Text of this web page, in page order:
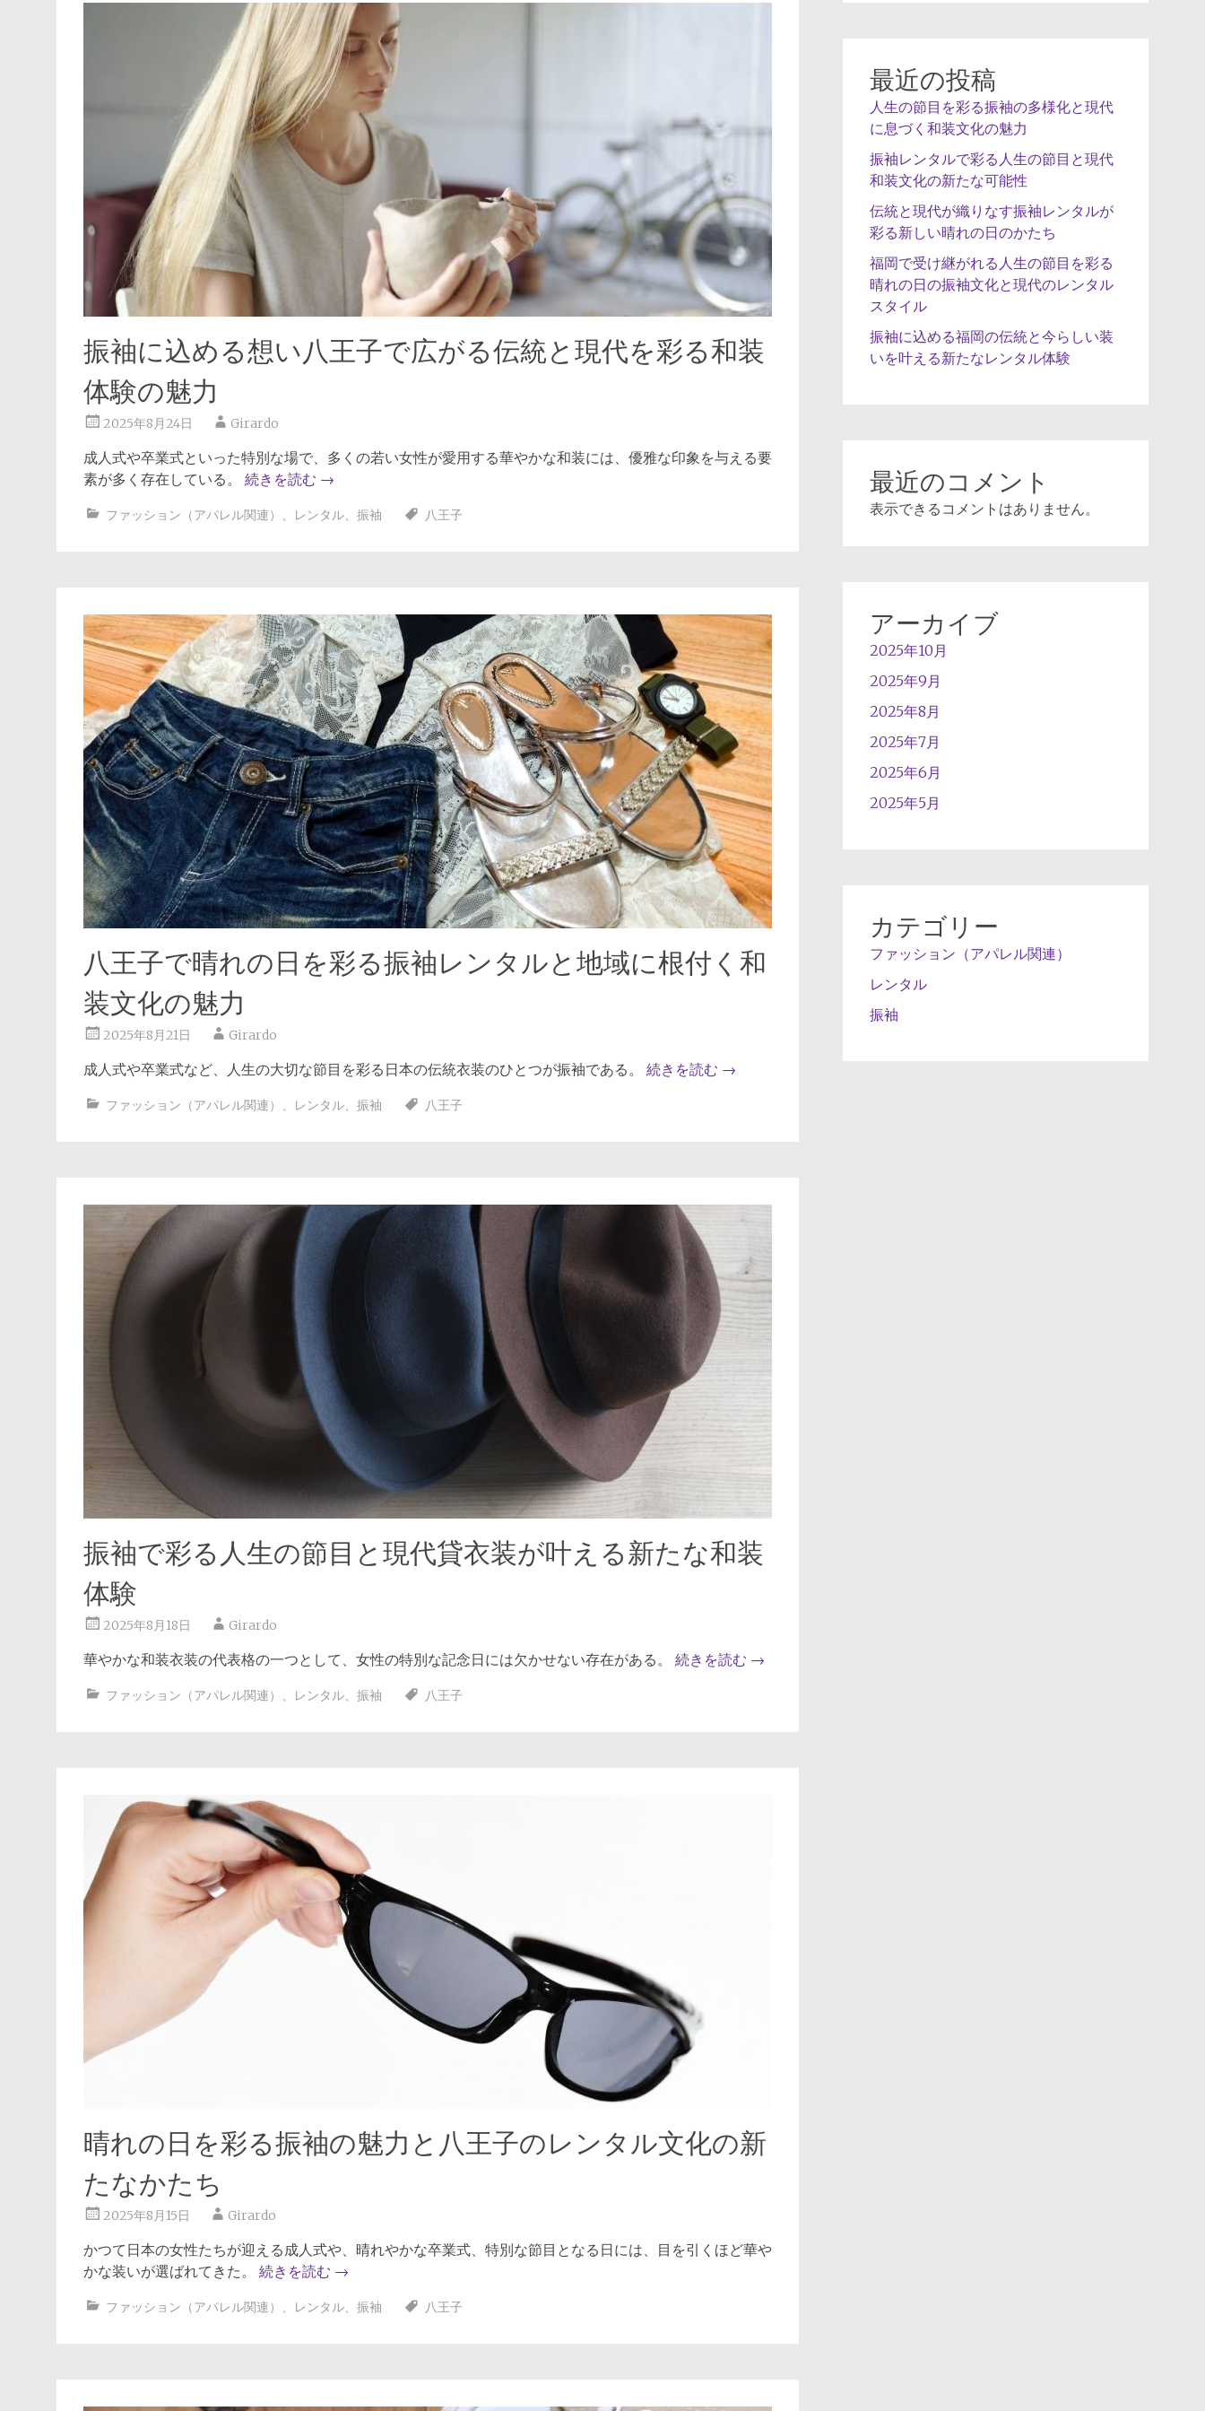
振袖に込める想い八王子で広がる伝統と現代を彩る和装
体験の魅力
2025年8月24日 Girardo
成人式や卒業式といった特別な場で、多くの若い女性が愛用する華やかな和装には、優雅な印象を与える要
素が多く存在している。 続きを読む →
ファッション（アパレル関連） 、 レンタル、 振袖 八王子
八王子で晴れの日を彩る振袖レンタルと地域に根付く和
装文化の魅力
2025年8月21日 Girardo
成人式や卒業式など、人生の大切な節目を彩る日本の伝統衣装のひとつが振袖である。 続きを読む →
ファッション（アパレル関連） 、 レンタル、 振袖 八王子
振袖で彩る人生の節目と現代貸衣装が叶える新たな和装
体験
2025年8月18日 Girardo
華やかな和装衣装の代表格の一つとして、女性の特別な記念日には欠かせない存在がある。 続きを読む →
ファッション（アパレル関連） 、 レンタル、 振袖 八王子
晴れの日を彩る振袖の魅力と八王子のレンタル文化の新
たなかたち
2025年8月15日 Girardo
かつて日本の女性たちが迎える成人式や、晴れやかな卒業式、特別な節目となる日には、目を引くほど華や
かな装いが選ばれてきた。 続きを読む →
ファッション（アパレル関連） 、 レンタル、 振袖 八王子
最近の投稿
人生の節目を彩る振袖の多様化と現代
に息づく和装文化の魅力
振袖レンタルで彩る人生の節目と現代
和装文化の新たな可能性
伝統と現代が織りなす振袖レンタルが
彩る新しい晴れの日のかたち
福岡で受け継がれる人生の節目を彩る
晴れの日の振袖文化と現代のレンタル
スタイル
振袖に込める福岡の伝統と今らしい装
いを叶える新たなレンタル体験
最近のコメント
表示できるコメントはありません。
アーカイブ
2025年10月
2025年9月
2025年8月
2025年7月
2025年6月
2025年5月
カテゴリー
ファッション（アパレル関連）
レンタル
振袖